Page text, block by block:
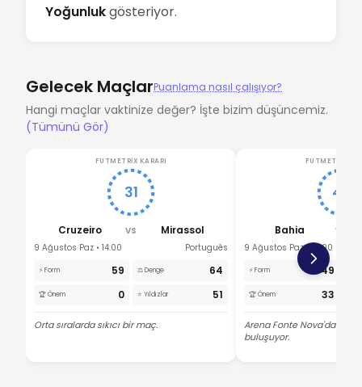
Yoğunlukgösteriyor.
Gelecek MaçlarPuanlama nasıl çalışıyor?
Hangi maçlar vaktinize değer? İşte bizim düşüncemiz.
(Tümünü Gör)
FUTMETRIX KARARI
31
Cruzeiro VS Mirassol
9 Ağustos Paz • 14:00 Português
⚡ Form 59 ⚖️ Denge 64
🏆 Önem 0 ⭐ Yıldızlar 51
Orta sıralarda sıkıcı bir maç.
FUTMETRIX
47
Bahia VS
9 Ağustos Paz • 19:00
⚡ Form 49
🏆 Önem 33
Arena Fonte Nova'da
buluşuyor.